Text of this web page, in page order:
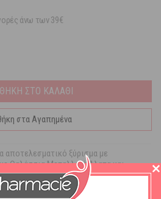
άνω των 39€
ΣΤΟ ΚΑΛΑΘΙ
στα Αγαπημένα
αποτελεσματικό ξύρισμα με
Θαλάσσια Μεταλλικά Άλατα και
Originals δημιουργεί κρεμώδες αφρό.
ένα βαθύ ξύρισμα